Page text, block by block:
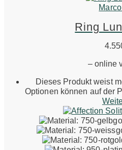
Ring
– online
Dieses Produkt weist
Optionen können auf der